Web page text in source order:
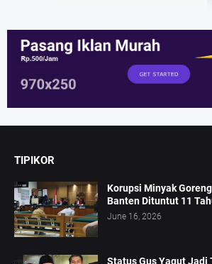
TIPIKOR
Korupsi Minyak
Banten Dituntut 11
June 16, 2026
Status Gus Yaqut Jadi